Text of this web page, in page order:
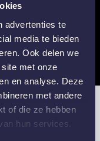
advertenties te
media te bieden
Ook delen we
met onze
en analyse. Deze
met andere
of die ze hebben
hun services.